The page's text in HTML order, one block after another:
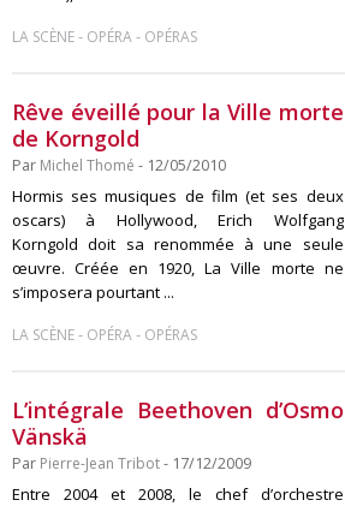
LA SCÈNE- OPÉRA- OPÉRAS
Rêve éveillé pour la Ville morte
de Korngold
Par Michel Thomé - 12/05/2010
Hormis ses musiques de film (et ses deux
oscars) à Hollywood, Erich Wolfgang
Korngold doit sa renommée à une seule
œuvre. Créée en 1920, La Ville morte ne
s’imposera pourtant ...
LA SCÈNE- OPÉRA- OPÉRAS
L’intégrale Beethoven d’Osmo
Vänskä
Par Pierre-Jean Tribot- 17/12/2009
Entre 2004 et 2008, le chef d’orchestre